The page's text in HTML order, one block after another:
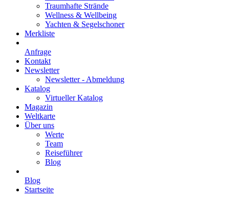
Traumhafte Strände
Wellness & Wellbeing
Yachten & Segelschoner
Merkliste
Anfrage
Kontakt
Newsletter
Newsletter - Abmeldung
Katalog
Virtueller Katalog
Magazin
Weltkarte
Über uns
Werte
Team
Reiseführer
Blog
Blog
Startseite